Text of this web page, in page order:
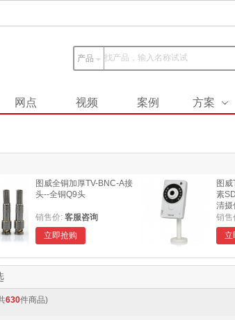
产品
网点 视频 案例 方案
图威全铜加厚TV-BNC-A接
头--全铜Q9头
销售价: 客服咨询
立即抢购
图
素
清摄
销售
立
630件商品)